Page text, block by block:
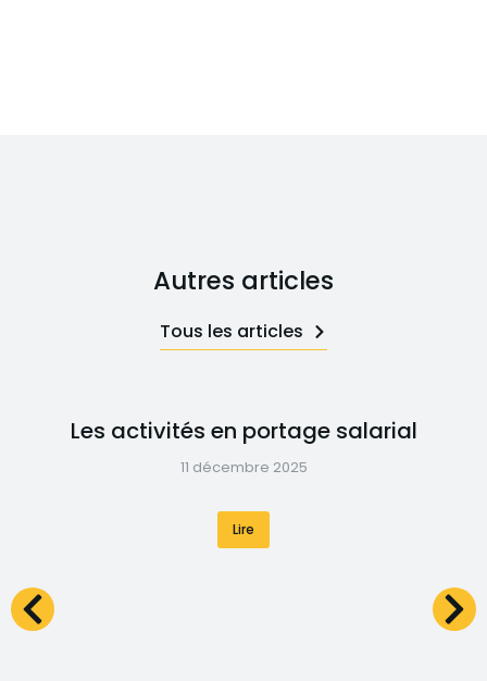
Autres articles
Tous les articles
Les activités en portage salarial
11 décembre 2025
Lire